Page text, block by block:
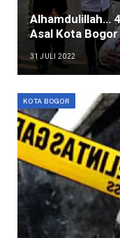
Alhamdulillah…
Asal Kota
31 JULI 2022
KOTA BOGOR